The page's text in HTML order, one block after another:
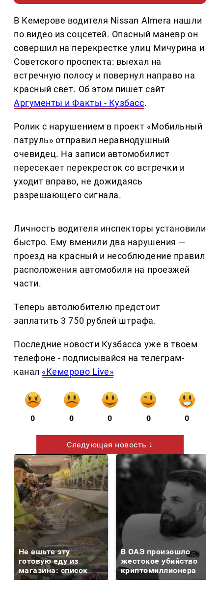
В Кемерове водителя Nissan Almera нашли
по видео из соцсетей. Опасный маневр он
совершил на перекрестке улиц Мичурина и
Советского проспекта: выехал на
встречную полосу и повернул направо на
красный свет. Об этом пишет сайт
Аргументы и Факты - Кузбасс.
Ролик с нарушением в проект «Мобильный
патруль» отправил неравнодушный
очевидец. На записи автомобилист
пересекает перекресток со встречки и
уходит вправо, не дожидаясь
разрешающего сигнала.
Личность водителя инспекторы установили
быстро. Ему вменили два нарушения —
проезд на красный и несоблюдение правил
расположения автомобиля на проезжей
части.
Теперь автолюбителю предстоит
заплатить 3 750 рублей штрафа.
Последние новости Кузбасса уже в твоем
телефоне - подписывайся на телеграм-
канал «Кемерово Live»
0 0 0 0 0
Следующая новость ↓
Не ешьте эту
готовую еду из
магазина: список
В ОАЭ произошло
жестокое убийство
криптомиллионера